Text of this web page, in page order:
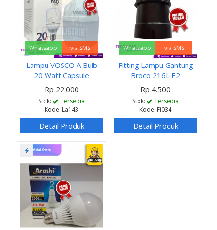
Whatsapp via SMS
Lampu VOSCO A Bulb
20 Watt Capsule
Rp 22.000
Stok:
Tersedia
Kode: La143
Detail Produk
Whatsapp via SMS
Fitting Lampu Gantung
Broco 216L E2
Rp 4.500
Stok:
Tersedia
Kode: Fi034
Detail Produk